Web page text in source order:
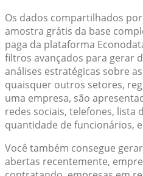
Os dados compartilhados
amostra grátis da base
paga da plataforma
filtros avançados para gerar
análises estratégicas sobre
quaisquer outros setores,
uma empresa, são
redes sociais, telefones, lista
quantidade de funcionários,
Você também consegue
abertas recentemente,